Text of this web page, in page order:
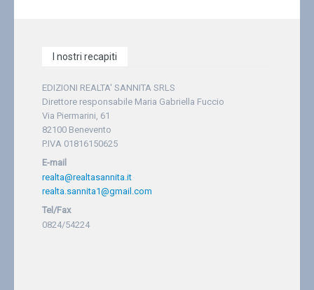
I nostri recapiti
EDIZIONI REALTA' SANNITA SRLS
Direttore responsabile Maria Gabriella Fuccio
Via Piermarini, 61
82100 Benevento
P.IVA 01816150625
E-mail
realta@realtasannita.it
realta.sannita1@gmail.com
Tel/Fax
0824/54224